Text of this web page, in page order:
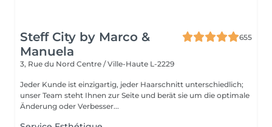
Steff City by Marco &
Manuela
655
3, Rue du Nord Centre / Ville-Haute L-2229
Jeder Kunde ist einzigartig, jeder Haarschnitt unterschiedlich;
unser Team steht Ihnen zur Seite und berät sie um die optimale
Änderung oder Verbesser...